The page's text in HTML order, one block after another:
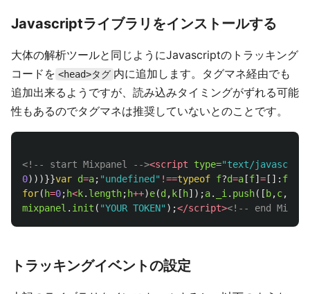
Javascriptライブラリをインストールする
大体の解析ツールと同じようにJavascriptのトラッキング
コードを <head>タグ 内に追加します。タグマネ経由でも
追加出来るようですが、読み込みタイミングがずれる可能
性もあるのでタグマネは推奨していないとのことです。
<!-- start Mixpanel --><script type="text/
0)))}}var d=a; "undefined " !==typeof f?d=a [f] = []: f
for( h=0; h<k. length; h++)e(d , k [ h]);a. _i . push([ b,c,
mixpanel . init ( "YOUR TOKEN" );</script><!-- end
トラッキングイベントの設定